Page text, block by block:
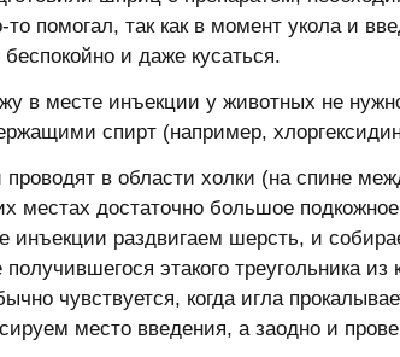
помогал, так как в момент укола и
и даже кусаться.
в месте инъекции у животных не
спирт (например,
в области холки (на спине
местах достаточно большое подкожное
инъекции раздвигаем шерсть, и
этакого треугольника
чувствуется, когда игла
место введения, а заодно и